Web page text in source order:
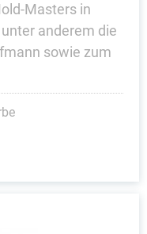
Masters in
anderem die
sowie zum